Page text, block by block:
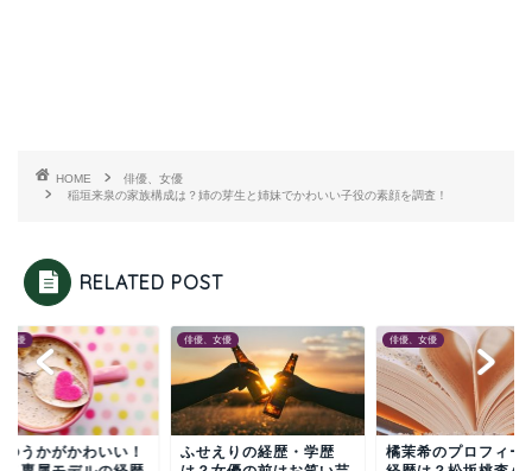
HOME
俳優、女優
稲垣来泉の家族構成は？姉の芽生と姉妹でかわいい子役の素顔を調査！
RELATED POST
女優
ゆうかがかわいい！
俳優、女優
ふせえりの経歴・学歴
俳優、女優
橘茉希のプロフィー